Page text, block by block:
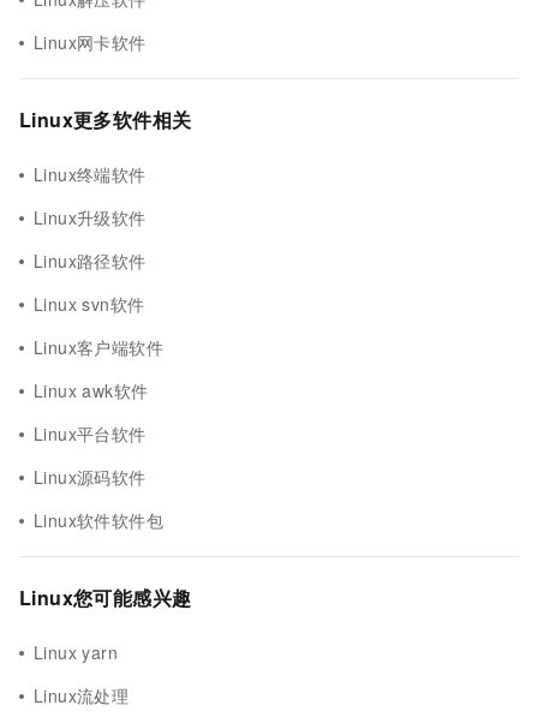
Linux网卡软件
Linux更多软件相关
Linux终端软件
Linux升级软件
Linux路径软件
Linux svn软件
Linux客户端软件
Linux awk软件
Linux平台软件
Linux源码软件
Linux软件软件包
Linux您可能感兴趣
Linux yarn
Linux流处理